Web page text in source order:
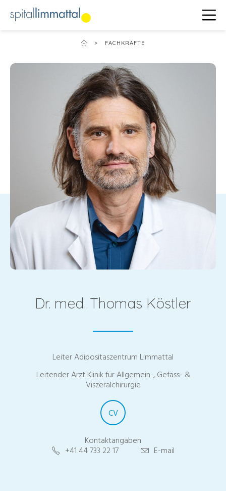
> FACHKRÄFTE
Dr. med. Thomas Köstler
Leiter Adipositaszentrum Limmattal
Leitender Arzt Klinik für Allgemein-, Gefäss- &
Viszeralchirurgie
CV
Kontaktangaben
+41 44 733 22 17 E-mail